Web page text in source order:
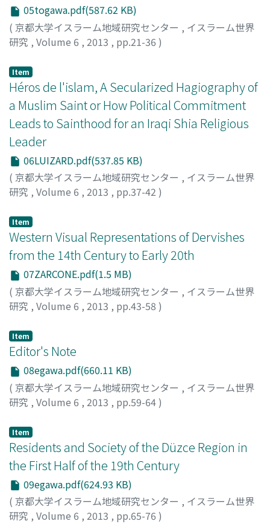
05togawa.pdf(587.62 KB)
( 京都大学イスラーム地域研究センター , イスラーム世界
研究 , Volume 6 , 2013 , pp.21-36 )
Item
Héros de l'islam, A Secularized Hagiography of
a Muslim Saint or How Political Commitment
Leads to Sainthood for an Iraqi Shia Religious
Leader
06LUIZARD.pdf(537.85 KB)
( 京都大学イスラーム地域研究センター , イスラーム世界
研究 , Volume 6 , 2013 , pp.37-42 )
Item
Western Visual Representations of Dervishes
from the 14th Century to Early 20th
07ZARCONE.pdf(1.5 MB)
( 京都大学イスラーム地域研究センター , イスラーム世界
研究 , Volume 6 , 2013 , pp.43-58 )
Item
Editor's Note
08egawa.pdf(660.11 KB)
( 京都大学イスラーム地域研究センター , イスラーム世界
研究 , Volume 6 , 2013 , pp.59-64)
Item
Residents and Society of the Düzce Region in
the First Half of the 19th Century
09egawa.pdf(624.93 KB)
( 京都大学イスラーム地域研究センター , イスラーム世界
研究 , Volume 6 , 2013 , pp.65-76 )